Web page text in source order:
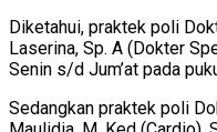
Diketahui, praktek poli
Laserina, Sp. A (Dokter
Senin s/d Jum’at pada
Sedangkan praktek poli